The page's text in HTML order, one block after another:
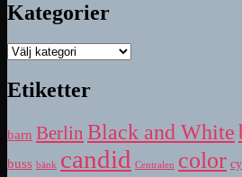
Kategorier
Kategorier
Etiketter
barn Berlin Black and White
buss bänk candid Centralen color